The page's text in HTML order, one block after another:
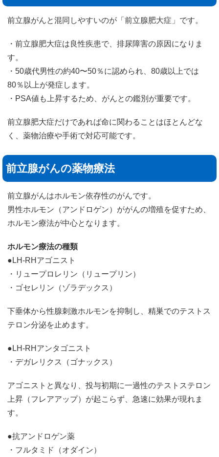
前立腺がんと混同しやすいのが「前立腺肥大症」です。
・前立腺肥大症は良性疾患で、排尿障害の原因になりま
す。
・50歳代男性の約40〜50％に認められ、80歳以上では
80％以上が発症します。
・PSA値も上昇するため、がんとの鑑別が重要です。
前立腺肥大症だけであれば命に関わることはほとんどな
く、薬物治療や手術で対応可能です。
前立腺がんの薬物療法
前立腺がんはホルモン依存性のがんです。
男性ホルモン（アンドロゲン）ががんの増殖を促すため、
ホルモン療法が中心となります。
ホルモン療法の種類
●LH-RHアゴニスト
・リュープロレリン（リュープリン）
・ゴセレリン（ゾラデックス）
下垂体から性腺刺激ホルモンを抑制し、精巣でのテストス
テロン分泌を止めます。
●LH-RHアンタゴニスト
・デガレリクス（ゴナックス）
アゴニストと異なり、投与初期に一過性のテストステロン
上昇（フレアアップ）が起こらず、急速に効果が現れま
す。
●抗アンドロゲン薬
・フルタミド（オダイン）